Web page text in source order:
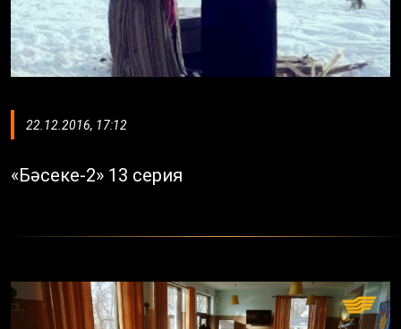
22.12.2016, 17:12
«Бәсеке-2» 13 серия